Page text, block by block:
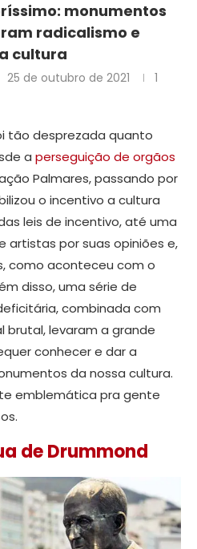
monumentos
radicalismo e
cultura
25 de outubro de 2021
1
tão desprezada quanto
a perseguição de orgãos
Palmares, passando por
o incentivo a cultura
leis de incentivo, até uma
artistas por suas opiniões e,
como aconteceu com o
disso, uma série de
combinada com
brutal, levaram a grande
conhecer e dar a
da nossa cultura.
emblemática pra gente
de Drummond